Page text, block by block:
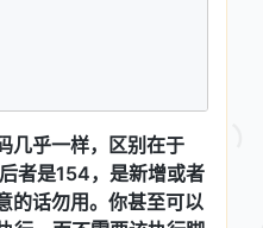
几乎一样，区别在于
者是154，是新增或者
的话勿用。你甚至可以